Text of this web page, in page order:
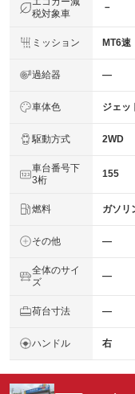
税対象車
－
ミッション MT6速
過給器 ―
車体色 ジェッ
駆動方式 2WD
車台番号下
3桁
155
燃料 ガソリ
その他 ―
全体のサイ
ズ
―
荷台寸法 ―
ハンドル 右